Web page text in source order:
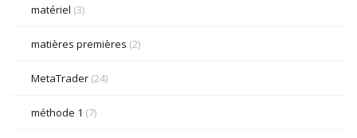
matériel (3)
matières premières (2)
MetaTrader (24)
méthode 1 (7)